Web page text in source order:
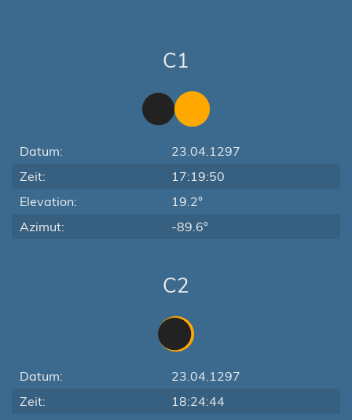
C1
Datum:
23.04.1297
Zeit:
17:19:50
Elevation:
19.2°
Azimut:
-89.6°
C2
Datum:
23.04.1297
Zeit:
18:24:44